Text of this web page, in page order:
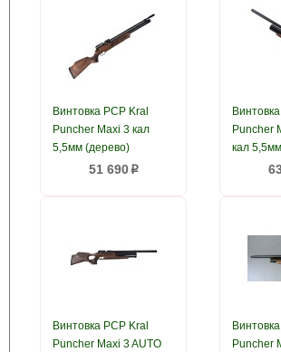
Винтовка PCP Kral
Puncher Maxi 3 кал
5,5мм (дерево)
51 690p
Puncher
кал
Винтовка PCP Kral
Puncher Maxi 3 AUTO
Puncher